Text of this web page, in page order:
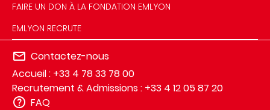
FAIRE UN DON À LA FONDATION EMLYON
EMLYON RECRUTE
Contactez-nous
Accueil : +33 4 78 33 78 00
Recrutement & Admissions : +33 4 12 05 87 20
FAQ